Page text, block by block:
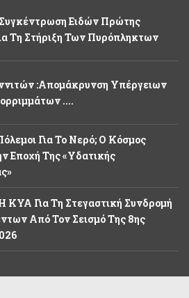
Ειδών Πρώτης
Τη Στήριξη Των Πυρόπληκτων
:Απομάκρυνση Υπέργειων
....
Για Το Νερό; Ο Κόσμος
Εποχή Της «υδατικής
ΚΥΑ Για Τη Στεγαστική Συνδρομή
Από Τον Σεισμό Της 8ης